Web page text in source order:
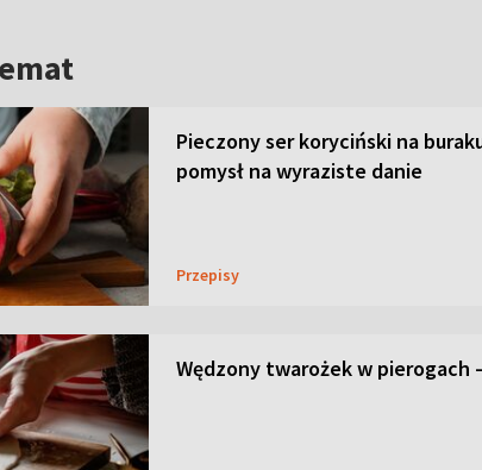
Pieczony ser koryciński na
pomysł na wyraziste danie
Przepisy
Wędzony twarożek w pierogach